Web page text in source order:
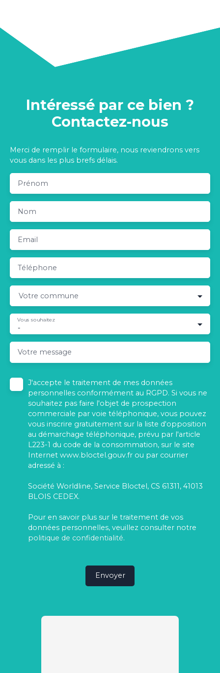
Intéressé par ce bien ?
Contactez-nous
Merci de remplir le formulaire, nous reviendrons vers
vous dans les plus brefs délais.
Prénom
Nom
Email
Téléphone
Votre commune
-
Vous souhaitez
Votre message
J'accepte le traitement de mes données
personnelles conformément au RGPD. Si vous ne
souhaitez pas faire l'objet de prospection
commerciale par voie téléphonique, vous pouvez
vous inscrire gratuitement sur la liste d'opposition
au démarchage téléphonique, prévu par l'article
L223-1 du code de la consommation, sur le site
Internet www.bloctel.gouv.fr ou par courrier
adressé à :
Société Worldline, Service Bloctel, CS 61311, 41013
BLOIS CEDEX.
Pour en savoir plus sur le traitement de vos
données personnelles, veuillez consulter notre
politique de confidentialité.
Envoyer